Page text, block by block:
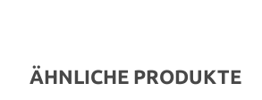
ÄHNLICHE PRODUKTE